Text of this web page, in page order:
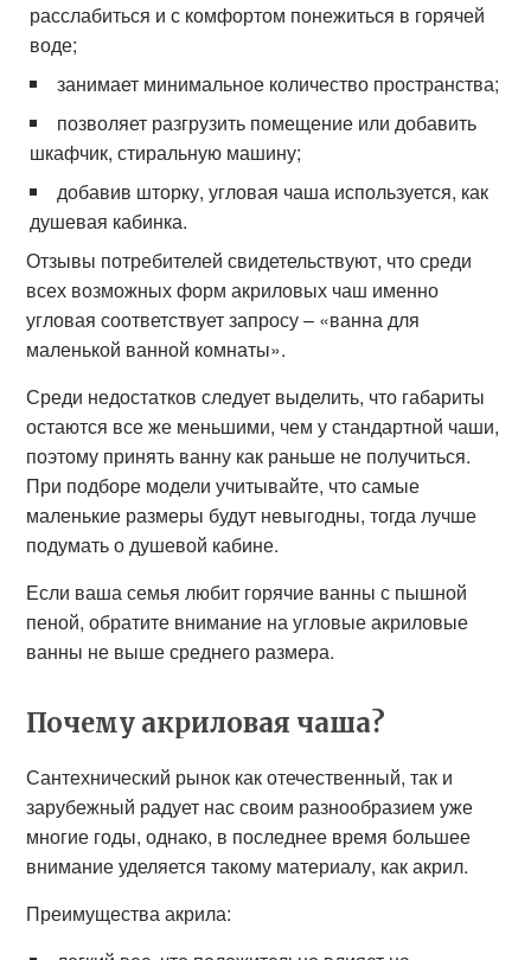
расслабиться и с комфортом понежиться в горячей
воде;
занимает минимальное количество пространства;
позволяет разгрузить помещение или добавить
шкафчик, стиральную машину;
добавив шторку, угловая чаша используется, как
душевая кабинка.
Отзывы потребителей свидетельствуют, что среди
всех возможных форм акриловых чаш именно
угловая соответствует запросу – «ванна для
маленькой ванной комнаты».
Среди недостатков следует выделить, что габариты
остаются все же меньшими, чем у стандартной чаши,
поэтому принять ванну как раньше не получиться.
При подборе модели учитывайте, что самые
маленькие размеры будут невыгодны, тогда лучше
подумать о душевой кабине.
Если ваша семья любит горячие ванны с пышной
пеной, обратите внимание на угловые акриловые
ванны не выше среднего размера.
Почему акриловая чаша?
Сантехнический рынок как отечественный, так и
зарубежный радует нас своим разнообразием уже
многие годы, однако, в последнее время большее
внимание уделяется такому материалу, как акрил.
Преимущества акрила: